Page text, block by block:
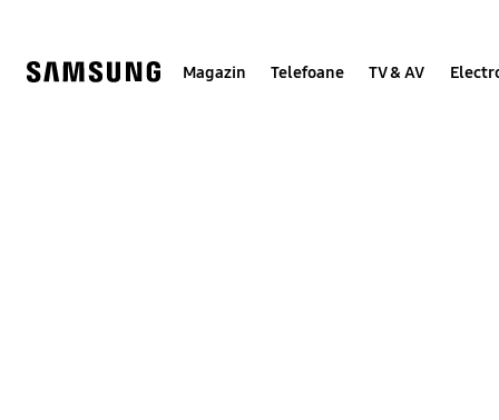
Magazin Telefoane TV & AV